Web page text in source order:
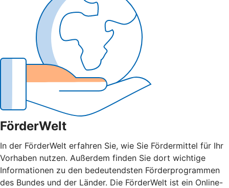
FörderWelt
In der FörderWelt erfahren Sie, wie Sie Fördermittel für Ihr
Vorhaben nutzen. Außerdem finden Sie dort wichtige
Informationen zu den bedeutendsten Förderprogrammen
des Bundes und der Länder. Die FörderWelt ist ein Online-